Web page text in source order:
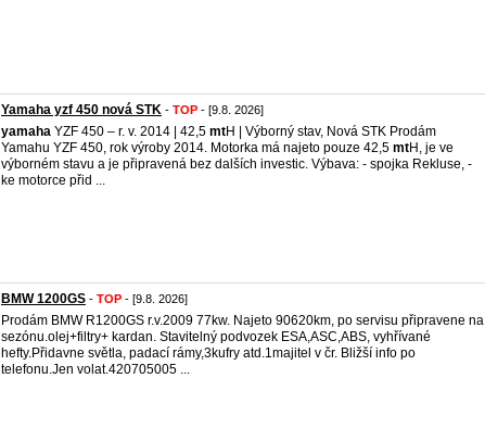
Yamaha yzf 450 nová STK - TOP - [9.8. 2026]
yamaha YZF 450 – r. v. 2014 | 42,5 mtH | Výborný stav, Nová STK Prodám
Yamahu YZF 450, rok výroby 2014. Motorka má najeto pouze 42,5 mtH, je ve
výborném stavu a je připravená bez dalších investic. Výbava: - spojka Rekluse, -
ke motorce přid ...
BMW 1200GS - TOP - [9.8. 2026]
Prodám BMW R1200GS r.v.2009 77kw. Najeto 90620km, po servisu připravene na
sezónu.olej+filtry+ kardan. Stavitelný podvozek ESA,ASC,ABS, vyhřívané
hefty.Přidavne světla, padací rámy,3kufry atd.1majitel v čr. Bližší info po
telefonu.Jen volat.420705005 ...